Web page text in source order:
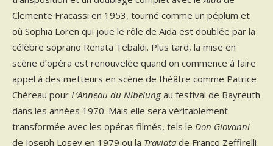
Clemente Fracassi en 1953, tourné comme un péplum et
où Sophia Loren qui joue le rôle de Aida est doublée par la
célèbre soprano Renata Tebaldi. Plus tard, la mise en
scène d’opéra est renouvelée quand on commence à faire
appel à des metteurs en scène de théâtre comme Patrice
Chéreau pour L’Anneau du Nibelungau festival de Bayreuth
dans les années 1970. Mais elle sera véritablement
transformée avec les opéras filmés, tels le Don Giovanni
de Joseph Losey en 1979 ou la Traviata de Franco Zeffirelli